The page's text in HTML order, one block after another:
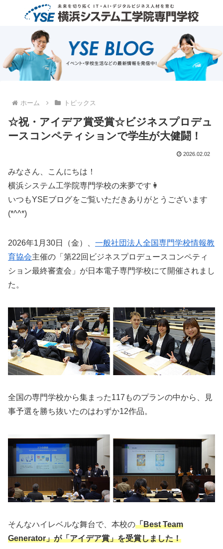
ホーム トピックス
☆祝・アイデア賞受賞☆ビジネスプロデュ
ースコンペティションで学生が大健闘！
2026.02.02
みなさん、こんにちは！
横浜システム工学院専門学校の来夢です👩
いつもYSEブログをご覧いただきありがとうございます
(*^^*)
2026年1月30日（金）、 一般社団法人全国専門学校情報教
育協会主催の「第22回ビジネスプロデュースコンペティ
ション最終審査会」が日本電子専門学校にて開催されまし
た。
全国の専門学校から集まった117ものプランの中から、見
事予選を勝ち抜いたのはわずか12作品。
そんなハイレベルな舞台で、本校の「Best Team
Generator」が「アイデア賞」を受賞しました！